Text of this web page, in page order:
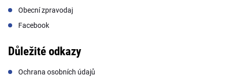
Obecní zpravodaj
Facebook
Důležité odkazy
Ochrana osobních údajů